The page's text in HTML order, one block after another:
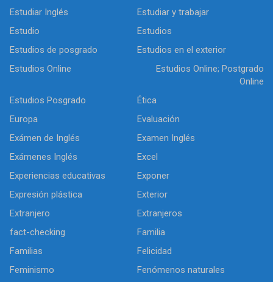
Estudiar Inglés
Estudiar y trabajar
Estudio
Estudios
Estudios de posgrado
Estudios en el exterior
Estudios Online
Estudios Online; Postgrado
Online
Estudios Posgrado
Ética
Europa
Evaluación
Exámen de Inglés
Examen Inglés
Exámenes Inglés
Excel
Experiencias educativas
Exponer
Expresión plástica
Exterior
Extranjero
Extranjeros
fact-checking
Familia
Familias
Felicidad
Feminismo
Fenómenos naturales